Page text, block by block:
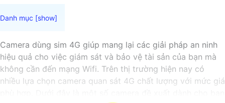
Camera dùng sim 4G giúp mang lại các giải pháp an ninh
hiệu quả cho việc giám sát và bảo vệ tài sản của bạn mà
không cần đến mạng Wifi. Trên thị trường hiện nay có
nhiều lựa chọn camera quan sát 4G chất lượng với mức giá